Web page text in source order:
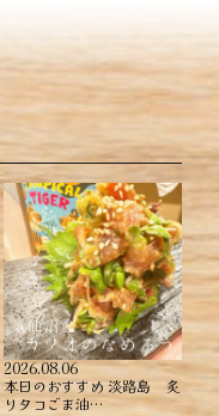
2026.08.06
本日のおすすめ ︎淡路島 炙
りタコごま油…